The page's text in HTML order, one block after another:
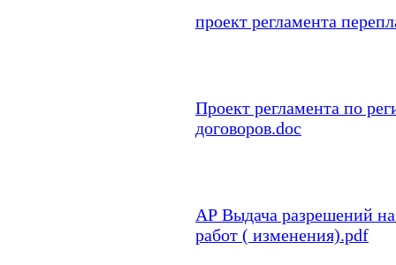
проект регламента
Проект регламента по
договоров.doc
АР Выдача разрешений
работ ( изменения).pdf